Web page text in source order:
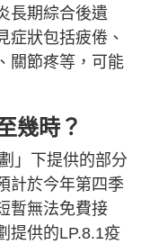
長期綜合後遺
症狀包括疲倦、
關節疼等，可能
幾時？
」下提供的部分
計於今年第四季
暫無法免費接
提供的LP.8.1疫